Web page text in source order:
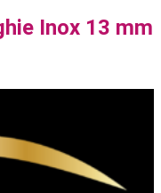
Inox 13 mm